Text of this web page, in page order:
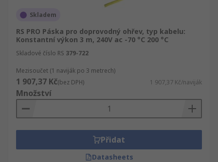
Skladem
RS PRO Páska pro doprovodný ohřev, typ kabelu:
Konstantní výkon 3 m, 240V ac -70 °C 200 °C
Skladové číslo RS 379-722
Mezisoučet (1 naviják po 3 metrech)
1 907,37 Kč(bez DPH) 1 907,37 Kč/naviják
Množství
Přidat
Datasheets